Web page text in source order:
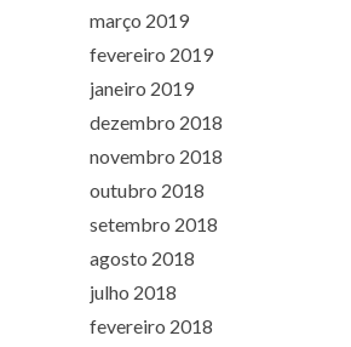
março 2019
fevereiro 2019
janeiro 2019
dezembro 2018
novembro 2018
outubro 2018
setembro 2018
agosto 2018
julho 2018
fevereiro 2018